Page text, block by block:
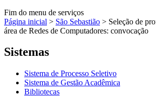
Fim do menu de serviços
Página inicial > São Sebastião > Seleção de
área de Redes de Computadores: convocação
Sistemas
Sistema de Processo Seletivo
Sistema de Gestão Acadêmica
Bibliotecas